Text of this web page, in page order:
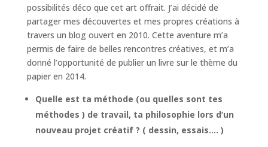
possibilités déco que cet art offrait. J’ai décidé de
partager mes découvertes et mes propres créations à
travers un blog ouvert en 2010. Cette aventure m’a
permis de faire de belles rencontres créatives, et m’a
donné l’opportunité de publier un livre sur le thème du
papier en 2014.
Quelle est ta méthode (ou quelles sont tes
méthodes ) de travail, ta philosophie lors d’un
nouveau projet créatif ? ( dessin, essais…. )